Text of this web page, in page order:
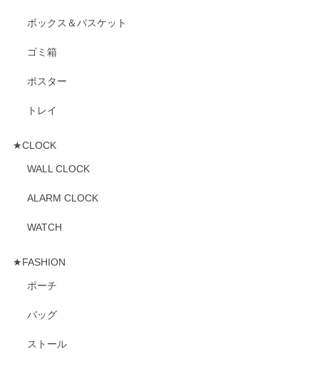
ボックス＆バスケット
ゴミ箱
ポスター
トレイ
★CLOCK
WALL CLOCK
ALARM CLOCK
WATCH
★FASHION
ポーチ
バッグ
ストール